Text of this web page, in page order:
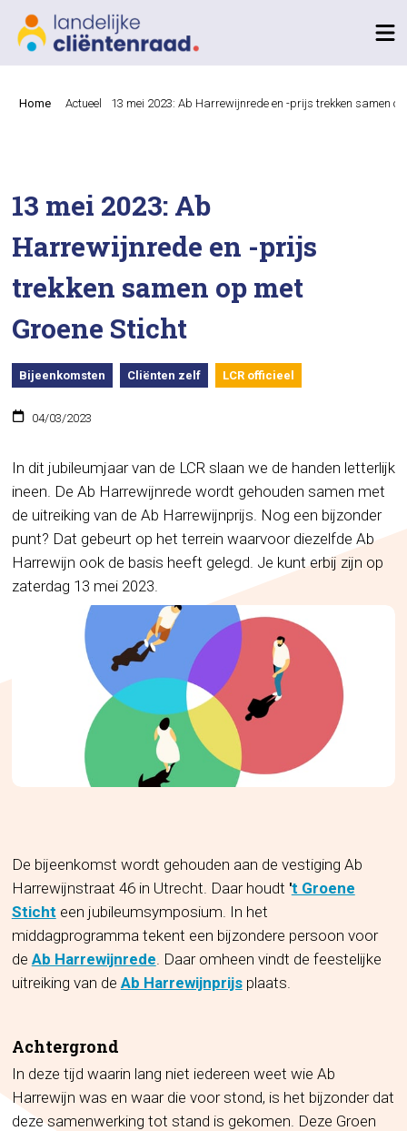
Home Actueel 13 mei 2023: Ab Harrewijnrede en -prijs trekken samen
13 mei 2023: Ab
Harrewijnrede en -prijs
trekken samen op met
Groene Sticht
Bijeenkomsten Cliënten zelf LCR officieel
04/03/2023
In dit jubileumjaar van de LCR slaan we de handen letterlijk
ineen. De Ab Harrewijnrede wordt gehouden samen met
de uitreiking van de Ab Harrewijnprijs. Nog een bijzonder
punt? Dat gebeurt op het terrein waarvoor diezelfde Ab
Harrewijn ook de basis heeft gelegd. Je kunt erbij zijn op
zaterdag 13 mei 2023.
De bijeenkomst wordt gehouden aan de vestiging Ab
Harrewijnstraat 46 in Utrecht. Daar houdt 't Groene
Sticht een jubileumsymposium. In het
middagprogramma tekent een bijzondere persoon voor
de Ab Harrewijnrede. Daar omheen vindt de feestelijke
uitreiking van de Ab Harrewijnprijsplaats.
Achtergrond
In deze tijd waarin lang niet iedereen weet wie Ab
Harrewijn was en waar die voor stond, is het bijzonder dat
deze samenwerking tot stand is gekomen. Deze Groen